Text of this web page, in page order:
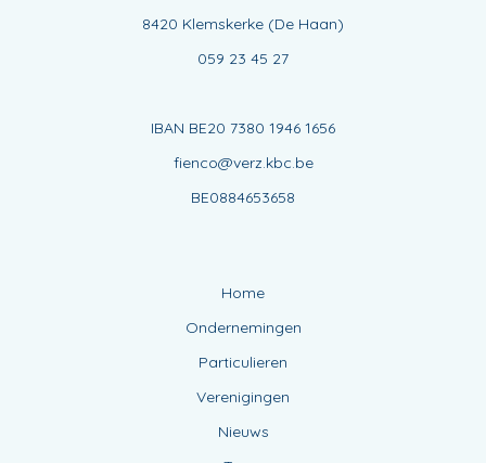
8420 Klemskerke (De Haan)
059 23 45 27
IBAN BE20 7380 1946 1656
fienco@verz.kbc.be
BE0884653658
Home
Ondernemingen
Particulieren
Verenigingen
Nieuws